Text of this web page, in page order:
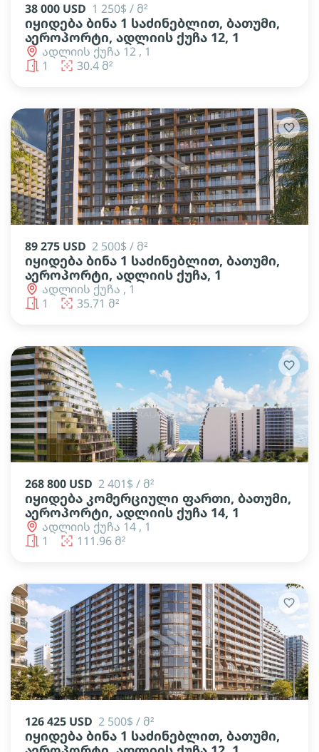
38 000 USD 1 250$ / მ²
იყიდება ბინა 1 საძინებლით, ბათუმი,
აეროპორტი, ადლიის ქუჩა 12, 1
ადლიის ქუჩა 12 , 1
1
30.4 მ²
89 275 USD 2 500$ / მ²
იყიდება ბინა 1 საძინებლით, ბათუმი,
აეროპორტი, ადლიის ქუჩა, 1
ადლიის ქუჩა , 1
1
35.71 მ²
268 800 USD 2 401$ / მ²
იყიდება კომერციული ფართი, ბათუმი,
აეროპორტი, ადლიის ქუჩა 14, 1
ადლიის ქუჩა 14 , 1
1
111.96 მ²
126 425 USD 2 500$ / მ²
იყიდება ბინა 1 საძინებლით, ბათუმი,